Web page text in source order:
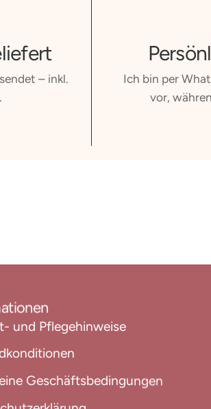
– inkl.
Ich bin per
vor,
und Pflegehinweise
Geschäftsbedingungen